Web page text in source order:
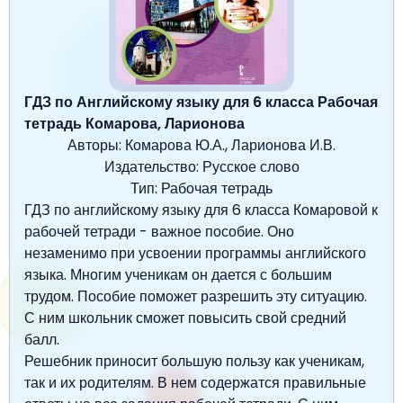
Окружающий мир
Русский язык
Музыка
Английский язык
Информатика
Литературное чтение
Математика
Окружающий мир
Математика
Информатика
Литературное чтение
Музыка
Технология
Математика
Русский язык
Английский язык
Обществознание
История
География
Литература
Биология
Информатика
Биология
Немецкий язык
Литература
Математика
Английский язык
Русский язык
Обществознание
Информатика
История
География
7 класс
Немецкий язык
Алгебра
Русский язык
Обществознание
Физика
Информатика
Биология
Геометрия
Литература
8 класс
География
История
Химия
Физика
Русский язык
Английский язык
Алгебра
Обществознание
Информатика
9 класс
Биология
Обществознание
Физика
Информатика
Английский язык
Алгебра
Русский язык
Химия
10 класс
Физика
Химия
Русский язык
11 класс
Физика
Химия
ГДЗ по Английскому языку для 6 класса Рабочая
тетрадь Комарова, Ларионова
Авторы: Комарова Ю.А., Ларионова И.В.
Издательство: Русское слово
Тип: Рабочая тетрадь
ГДЗ по английскому языку для 6 класса Комаровой к
рабочей тетради - важное пособие. Оно
незаменимо при усвоении программы английского
языка. Многим ученикам он дается с большим
трудом. Пособие поможет разрешить эту ситуацию.
С ним школьник сможет повысить свой средний
балл.
Решебник приносит большую пользу как ученикам,
так и их родителям. В нем содержатся правильные